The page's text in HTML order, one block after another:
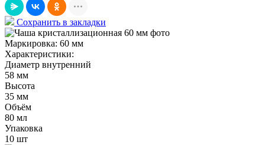
Сохранить в закладки
Маркировка: 60 мм
Характеристики:
Диаметр внутренний
58 мм
Высота
35 мм
Объём
80 мл
Упаковка
10 шт